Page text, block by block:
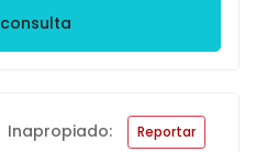
Enviar consulta
Inapropiado: Reportar